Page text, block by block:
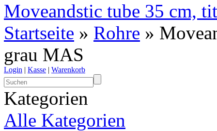
Moveandstic tube 35 cm,
Startseite » Rohre »
grau MAS
Login | Kasse | Warenkorb
Kategorien
Alle Kategorien